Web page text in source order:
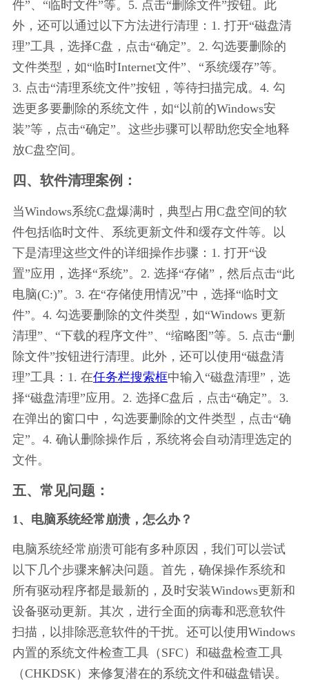
件”、“临时文件”等。5. 点击“删除文件”按钮。此
外，还可以通过以下方法进行清理：1. 打开“磁盘清
理”工具，选择C盘，点击“确定”。2. 勾选要删除的
文件类型，如“临时Internet文件”、“系统缓存”等。
3. 点击“清理系统文件”按钮，等待扫描完成。4. 勾
选更多要删除的系统文件，如“以前的Windows安
装”等，点击“确定”。这些步骤可以帮助您安全地释
放C盘空间。
四、软件清理案例：
当Windows系统C盘爆满时，典型占用C盘空间的软
件包括临时文件、系统更新文件和缓存文件等。以
下是清理这些文件的详细操作步骤：1. 打开“设
置”应用，选择“系统”。2. 选择“存储”，然后点击“此
电脑(C:)”。3. 在“存储使用情况”中，选择“临时文
件”。4. 勾选要删除的文件类型，如“Windows 更新
清理”、“下载的程序文件”、“缩略图”等。5. 点击“删
除文件”按钮进行清理。此外，还可以使用“磁盘清
理”工具：1. 在任务栏搜索框中输入“磁盘清理”，选
择“磁盘清理”应用。2. 选择C盘后，点击“确定”。3.
在弹出的窗口中，勾选要删除的文件类型，点击“确
定”。4. 确认删除操作后，系统将会自动清理选定的
文件。
五、常见问题：
1、电脑系统经常崩溃，怎么办？
电脑系统经常崩溃可能有多种原因，我们可以尝试
以下几个步骤来解决问题。首先，确保操作系统和
所有驱动程序都是最新的，及时安装Windows更新和
设备驱动更新。其次，进行全面的病毒和恶意软件
扫描，以排除恶意软件的干扰。还可以使用Windows
内置的系统文件检查工具（SFC）和磁盘检查工具
（CHKDSK）来修复潜在的系统文件和磁盘错误。